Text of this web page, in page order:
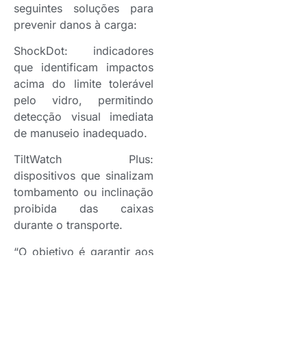
seguintes soluções para
prevenir danos à carga:
ShockDot: indicadores
que identificam impactos
acima do limite tolerável
pelo vidro, permitindo
detecção visual imediata
de manuseio inadequado.
TiltWatch Plus:
dispositivos que sinalizam
tombamento ou inclinação
proibida das caixas
durante o transporte.
“O objetivo é garantir aos